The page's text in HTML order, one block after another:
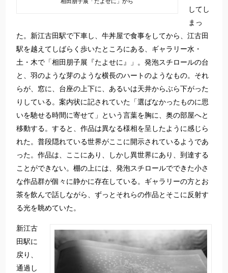
してし
まっ
た。新江古田駅で下車し、牛丼屋で食事をしてから、江古田
駅を越えてしばらく歩いたところにある、ギャラリー水・
土・木で「相田朋子展『たよせに』」。発泡スチロールの台
と、羽のような芽のような横長のハートのようなもの。それ
らが、窓に、台座の上下に、あるいは天井からぶら下がった
りしている。案内状に記されていた「選ばなかったものに思
いを馳せる時間に寄せて」という言葉を胸に、奥の部屋へと
移動する。すると、作品は異なる様相を呈したように感じら
れた。普段隠れている世界がここに開示されているようであ
った。作品は、ここにあり、しかし異世界にあり、到達する
ことができない。棚の上には、発泡スチロールでできた小さ
な作品群が個々に静かに存在している。ギャラリーの方とお
茶を飲んで話しながら、ずっとそれらの作品とそこに反射す
る光を眺めていた。
新江古
田駅に
戻り、
通過し